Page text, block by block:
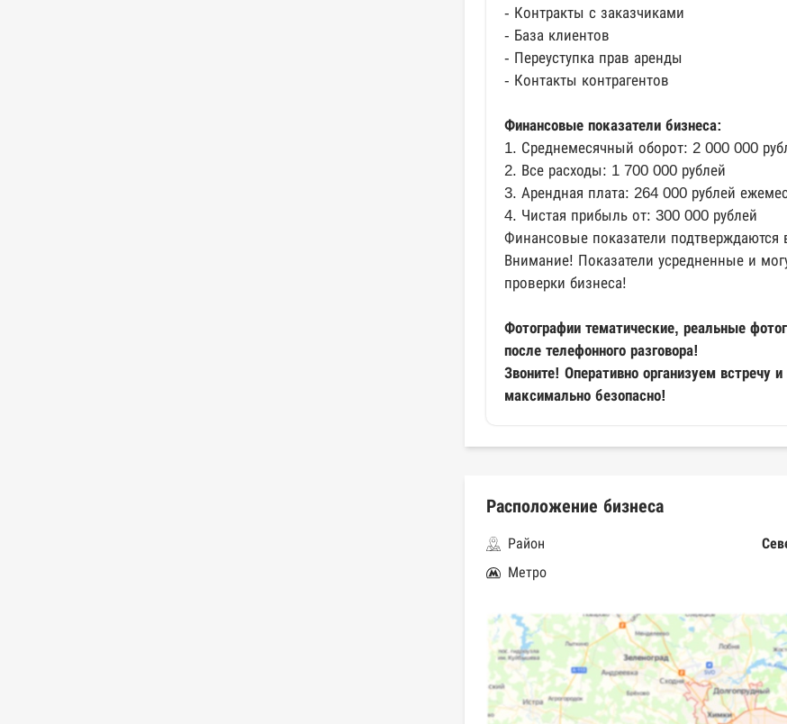
- Контракты с заказчиками
- База клиентов
- Переуступка прав аренды
- Контакты контрагентов
Финансовые показатели бизнеса:
1. Среднемесячный оборот: 2 000 000
2. Все расходы: 1 700 000 рублей
3. Арендная плата: 264 000 рублей
4. Чистая прибыль от: 300 000 рублей
Финансовые показатели подтверждаются
Внимание! Показатели усредненные и
проверки бизнеса!
Фотографии тематические, реальные
после телефонного разговора!
Звоните! Оперативно организуем встречу
максимально безопасно!
Расположение бизнеса
Район
Метро